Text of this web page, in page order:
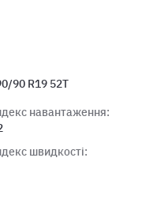
90 R19 52T
навантаження:
швидкості: